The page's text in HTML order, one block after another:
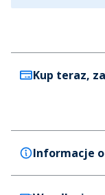
Kup teraz,
Informacje